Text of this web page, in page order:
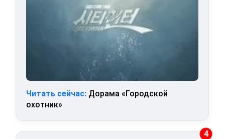
Читать сейчас: Дорама «Городской
охотник»
4